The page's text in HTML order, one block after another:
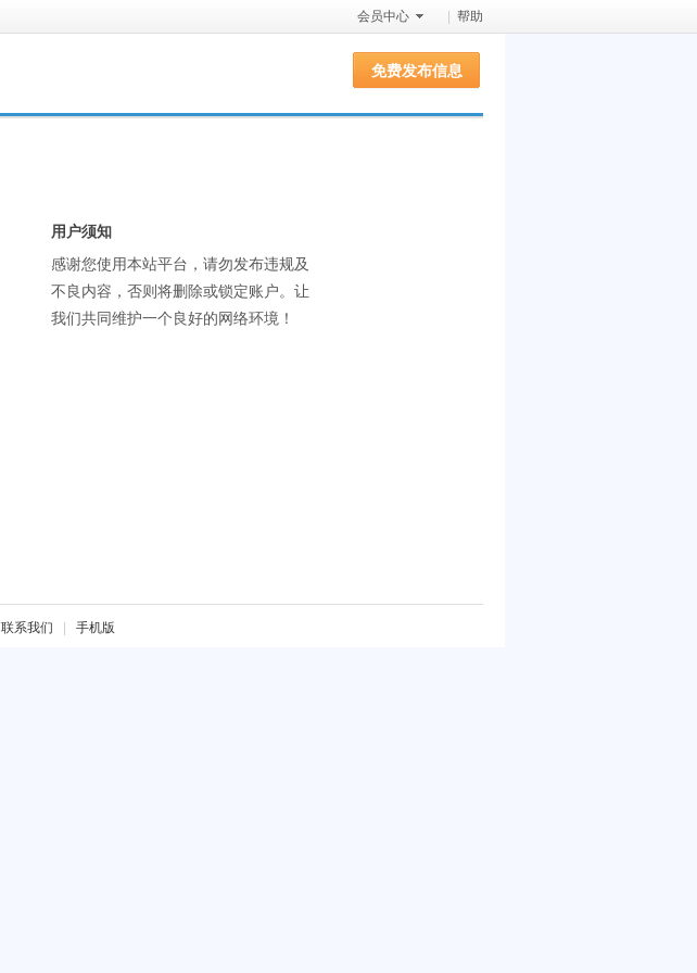
会员中心 帮助
免费发布信息
用户须知
感谢您使用本站平台，请勿发布违规及
不良内容，否则将删除或锁定账户。让
我们共同维护一个良好的网络环境！
联系我们 手机版